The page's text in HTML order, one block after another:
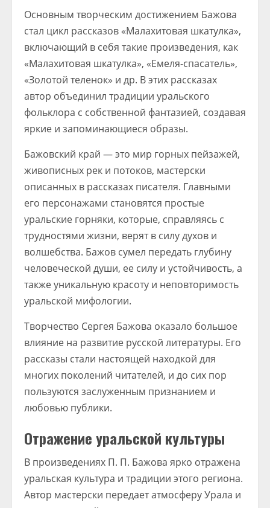
Основным творческим достижением Бажова
стал цикл рассказов «Малахитовая шкатулка»,
включающий в себя такие произведения, как
«Малахитовая шкатулка», «Емеля-спасатель»,
«Золотой теленок» и др. В этих рассказах
автор объединил традиции уральского
фольклора с собственной фантазией, создавая
яркие и запоминающиеся образы.
Бажовский край — это мир горных пейзажей,
живописных рек и потоков, мастерски
описанных в рассказах писателя. Главными
его персонажами становятся простые
уральские горняки, которые, справляясь с
трудностями жизни, верят в силу духов и
волшебства. Бажов сумел передать глубину
человеческой души, ее силу и устойчивость, а
также уникальную красоту и неповторимость
уральской мифологии.
Творчество Сергея Бажова оказало большое
влияние на развитие русской литературы. Его
рассказы стали настоящей находкой для
многих поколений читателей, и до сих пор
пользуются заслуженным признанием и
любовью публики.
Отражение уральской культуры
В произведениях П. П. Бажова ярко отражена
уральская культура и традиции этого региона.
Автор мастерски передает атмосферу Урала и